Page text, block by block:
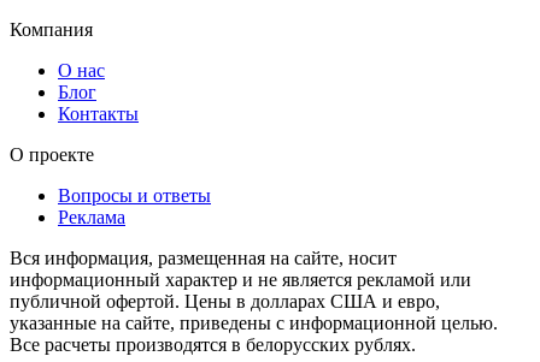
Компания
О нас
Блог
Контакты
О проекте
Вопросы и ответы
Реклама
Вся информация, размещенная на сайте, носит
информационный характер и не является рекламой или
публичной офертой. Цены в долларах США и евро,
указанные на сайте, приведены с информационной целью.
Все расчеты производятся в белорусских рублях.